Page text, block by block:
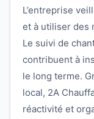
L’entreprise
et à utiliser des
Le suivi de
contribuent à
le long terme.
local, 2A
réactivité et